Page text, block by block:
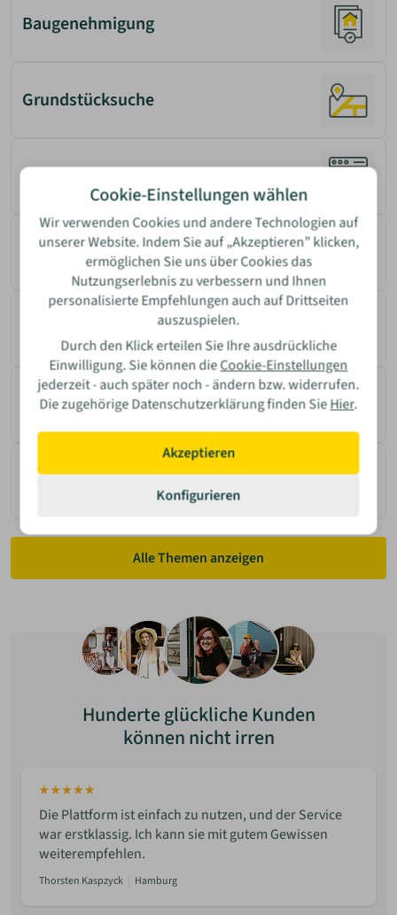
Baugenehmigung
Grundstücksuche
Anbietersuche
Finanzierungstipps
Rechtliche Vorgaben
Autarkes Wohnen
Alle Themen anzeigen
Lettland
Rumänien
bis 12 Monaten
Danwood
Wohnhaus
Hunderte glückliche Kunden
können nicht irren
Die Plattform ist einfach zu nutzen, und der Service
war erstklassig. Ich kann sie mit gutem Gewissen
weiterempfehlen.
Thorsten Kaspzyck Hamburg
Cookie-Einstellungen wählen
Wir verwenden Cookies und andere Technologien auf
unserer Website. Indem Sie auf „Akzeptieren” klicken,
ermöglichen Sie uns über Cookies das
Nutzungserlebnis zu verbessern und Ihnen
personalisierte Empfehlungen auch auf Drittseiten
auszuspielen.
Durch den Klick erteilen Sie Ihre ausdrückliche
Einwilligung. Sie können dieCookie-Einstellungen
jederzeit - auch später noch - ändern bzw. widerrufen.
Die zugehörige Datenschutzerklärung finden SieHier.
Akzeptieren
Konfigurieren